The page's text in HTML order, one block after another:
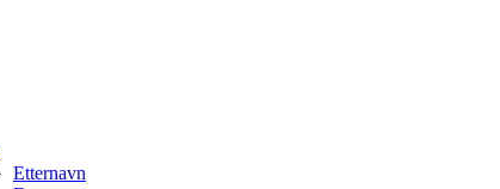
Etternavn